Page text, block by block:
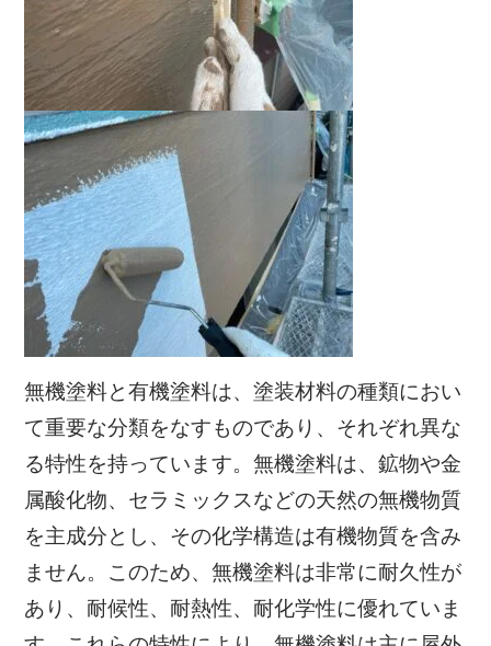
無機塗料と有機塗料は、塗装材料の種類におい
て重要な分類をなすものであり、それぞれ異な
る特性を持っています。無機塗料は、鉱物や金
属酸化物、セラミックスなどの天然の無機物質
を主成分とし、その化学構造は有機物質を含み
ません。このため、無機塗料は非常に耐久性が
あり、耐候性、耐熱性、耐化学性に優れていま